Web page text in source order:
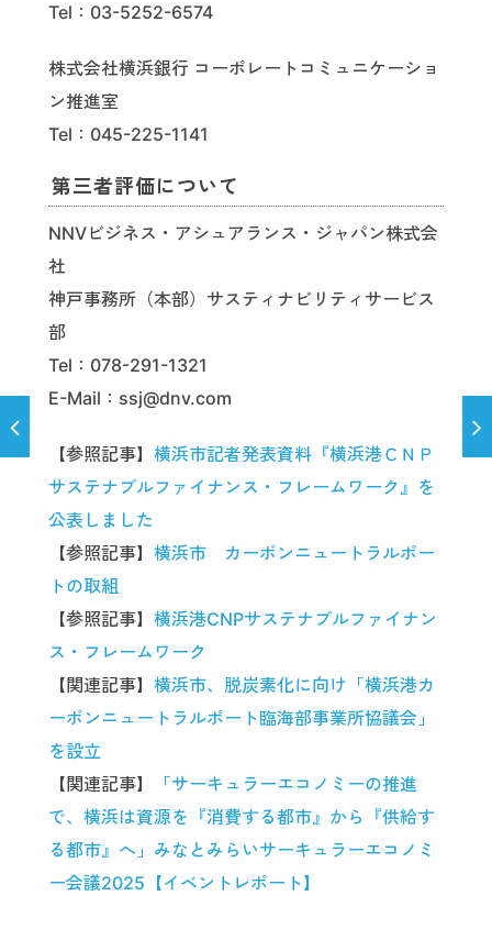
Tel：03-5252-6574
株式会社横浜銀行 コーポレートコミュニケーショ
ン推進室
Tel：045-225-1141
第三者評価について
NNVビジネス・アシュアランス・ジャパン株式会
社
神戸事務所（本部）サスティナビリティサービス
部
Tel：078-291-1321
E-Mail：ssj@dnv.com
【参照記事】 横浜市記者発表資料『横浜港ＣＮＰ
サステナブルファイナンス・フレームワーク』を
公表しました
【参照記事】 横浜市 カーボンニュートラルポー
トの取組
【参照記事】 横浜港CNPサステナブルファイナン
ス・フレームワーク
【関連記事】 横浜市、脱炭素化に向け「横浜港カ
ーボンニュートラルポート臨海部事業所協議会」
を設立
【関連記事】
「サーキュラーエコノミーの推進
で、横浜は資源を『消費する都市』から『供給す
る都市』へ」みなとみらいサーキュラーエコノミ
ー会議2025【イベントレポート】